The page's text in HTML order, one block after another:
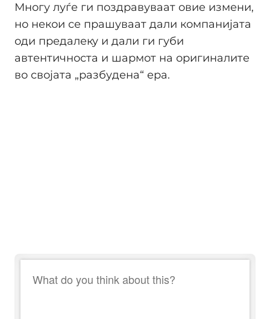
Многу луѓе ги поздравуваат овие измени,
но некои се прашуваат дали компанијата
оди предалеку и дали ги губи
автентичноста и шармот на оригиналите
во својата „разбудена“ ера.